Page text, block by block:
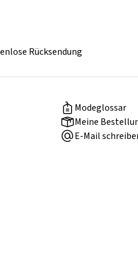
Rücksendung
Modeglossar
Meine
E-Mail